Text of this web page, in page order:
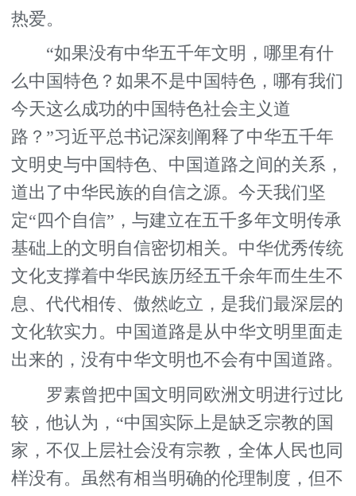
热爱。
“如果没有中华五千年文明，哪里有什
么中国特色？如果不是中国特色，哪有我们
今天这么成功的中国特色社会主义道
路？”习近平总书记深刻阐释了中华五千年
文明史与中国特色、中国道路之间的关系，
道出了中华民族的自信之源。今天我们坚
定“四个自信”，与建立在五千多年文明传承
基础上的文明自信密切相关。中华优秀传统
文化支撑着中华民族历经五千余年而生生不
息、代代相传、傲然屹立，是我们最深层的
文化软实力。中国道路是从中华文明里面走
出来的，没有中华文明也不会有中国道路。
罗素曾把中国文明同欧洲文明进行过比
较，他认为，“中国实际上是缺乏宗教的国
家，不仅上层社会没有宗教，全体人民也同
样没有。虽然有相当明确的伦理制度，但不